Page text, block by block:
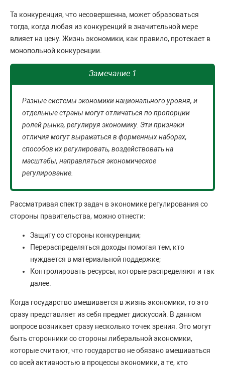
Та конкуренция, что несовершенна, может образоваться
тогда, когда любая из конкуренций в значительной мере
влияет на цену. Жизнь экономики, как правило, протекает в
монопольной конкуренции.
Замечание 1
Разные системы экономики национального уровня, и
отдельные страны могут отличаться по пропорции
ролей рынка, регулируя экономику. Эти признаки
отличия могут выражаться в форменных наборах,
способов их регулировать, воздействовать на
масштабы, направляться экономическое
регулирование.
Рассматривая спектр задач в экономике регулирования со
стороны правительства, можно отнести:
Защиту со стороны конкуренции;
Перераспределяться доходы помогая тем, кто
нуждается в материальной поддержке;
Контролировать ресурсы, которые распределяют и так
далее.
Когда государство вмешивается в жизнь экономики, то это
сразу представляет из себя предмет дискуссий. В данном
вопросе возникает сразу несколько точек зрения. Это могут
быть сторонники со стороны либеральной экономики,
которые считают, что государство не обязано вмешиваться
со всей активностью в процессы экономики, а те, кто